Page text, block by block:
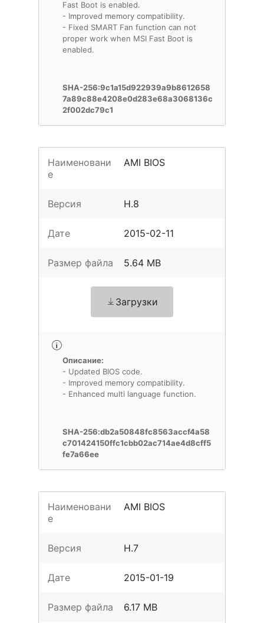
Fast Boot is enabled.
- Improved memory compatibility.
- Fixed SMART Fan function can not
proper work when MSI Fast Boot is
enabled.
SHA-256:9c1a15d922939a9b8612658
7a89c88e4208e0d283e68a3068136c
2f002dc79c1
Наименовани
е
AMI BIOS
Версия H.8
Дате 2015-02-11
Размер файла 5.64 MB
Загрузки
Описание:
- Updated BIOS code.
- Improved memory compatibility.
- Enhanced multi language function.
SHA-256:db2a50848fc8563accf4a58
c701424150ffc1cbb02ac714ae4d8cff5
fe7a66ee
Наименовани
е
AMI BIOS
Версия H.7
Дате 2015-01-19
Размер файла 6.17 MB